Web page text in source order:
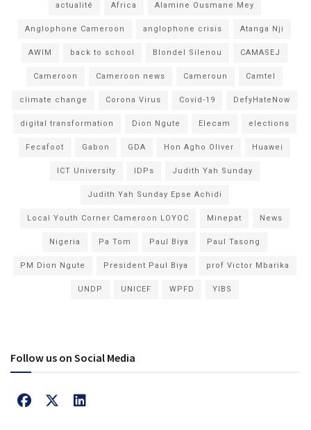
actualité Africa Alamine Ousmane Mey
Anglophone Cameroon anglophone crisis Atanga Nji
AWIM back to school Blondel Silenou CAMASEJ
Cameroon Cameroon news Cameroun Camtel
climate change Corona Virus Covid-19 DefyHateNow
digital transformation Dion Ngute Elecam elections
Fecafoot Gabon GDA Hon Agho Oliver Huawei
ICT University IDPs Judith Yah Sunday
Judith Yah Sunday Epse Achidi
Local Youth Corner Cameroon LOYOC Minepat News
Nigeria Pa Tom Paul Biya Paul Tasong
PM Dion Ngute President Paul Biya prof Victor Mbarika
UNDP UNICEF WPFD YIBS
Follow us on Social Media